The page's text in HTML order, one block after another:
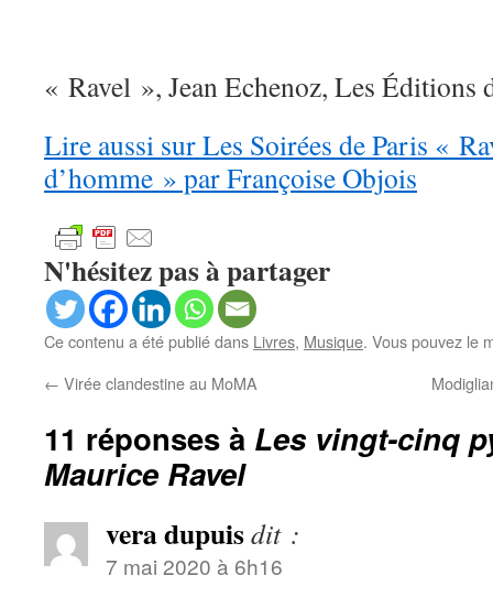
« Ravel », Jean Echenoz, Les Éditions
Lire aussi sur Les Soirées de Paris «
d’homme » par Françoise Objois
N'hésitez pas à partager
Ce contenu a été publié dans Livres, Musique. Vous pouvez le
← Virée clandestine au MoMA
11 réponses à Les vingt-cinq
Maurice Ravel
vera dupuisdit :
7 mai 2020 à 6h16